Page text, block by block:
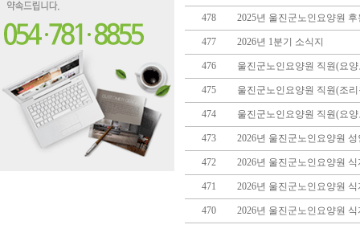
478 2025년 울진군노인요양원
477 2026년 1분기 소식지
476 울진군노인요양원 직원(요
475 울진군노인요양원 직원(조
474 울진군노인요양원 직원(요
473 2026년 울진군노인요양원
472 2026년 울진군노인요양원
471 2026년 울진군노인요양원
470 2026년 울진군노인요양원